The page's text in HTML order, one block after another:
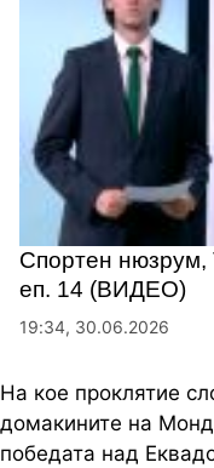
Спортен нюзрум,
еп. 14 (ВИДЕО)
19:34, 30.06.2026
На кое проклятие
домакините на
победата над